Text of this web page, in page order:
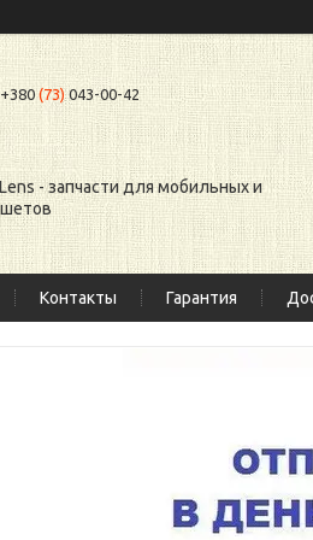
+380(73)043-00-42
- запчасти для мобильных и
Контакты Гарантия